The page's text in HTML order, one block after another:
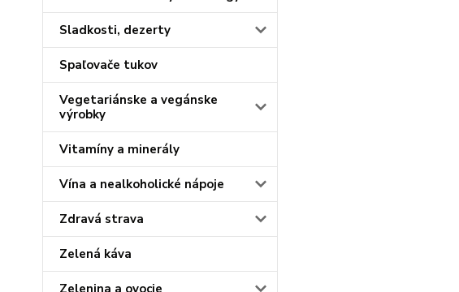
Sladkosti, dezerty
Spaľovače tukov
Vegetariánske a vegánske
výrobky
Vitamíny a minerály
Vína a nealkoholické nápoje
Zdravá strava
Zelená káva
Zelenina a ovocie